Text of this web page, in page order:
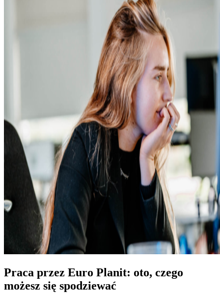
Praca przez Euro Planit: oto, czego
możesz się spodziewać